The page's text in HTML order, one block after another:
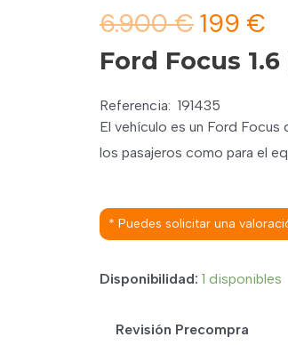
6.900€El
precio
era:
6.900
199 €
Ford Focus
Referencia: 191435
El vehículo es un Ford
los pasajeros como para el
* Puedes solicitar una
Disponibilidad: 1 disponibles
Revisión Precompra